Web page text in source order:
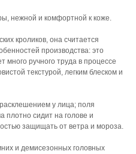
нежной и комфортной к коже.
кроликов, она считается
производства: это
много ручного труда в процессе
текстурой, легким блеском и
у лица; поля
сидит на голове и
защищать от ветра и мороза.
и демисезонных головных